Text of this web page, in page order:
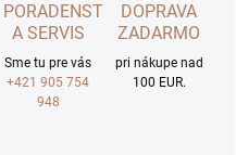
PORADENSTVO
A SERVIS
Sme tu pre vás
+421 905 754
948
DOPRAVA
ZADARMO
pri nákupe nad
100 EUR.